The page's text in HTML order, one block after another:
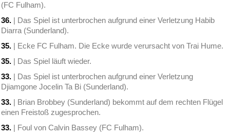
(FC Fulham).
36. | Das Spiel ist unterbrochen aufgrund einer Verletzung Habib
Diarra (Sunderland).
35. | Ecke FC Fulham. Die Ecke wurde verursacht von Trai Hume.
35. | Das Spiel läuft wieder.
33. | Das Spiel ist unterbrochen aufgrund einer Verletzung
Djiamgone Jocelin Ta Bi (Sunderland).
33. | Brian Brobbey (Sunderland) bekommt auf dem rechten Flügel
einen Freistoß zugesprochen.
33. | Foul von Calvin Bassey (FC Fulham).